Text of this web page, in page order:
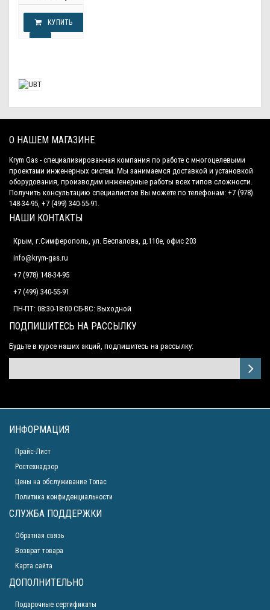
КУПИТЬ
О НАШЕМ МАГАЗИНЕ
Krym Gas - специализированная компания по работе с многоцелевыми
проектами инженерных систем. Мы занимаемся доставкой и установкой
оборудования, производим инженерные работы всех типов сложности.
Получить консультацию специалистов Вы можете по телефонам: +7 (978)
148-34-95, +7 (499) 340-55-91.
НАШИ КОНТАКТЫ
Крым, г.Симферополь, ул. Беспалова, д.110е, офис 203
info@krym-gas.ru
+7 (978) 148-34-95
+7 (499) 340-55-91 ​
ПН-ПТ: 08:30-18:00 СБ-ВС: Выходной
ПОДПИШИТЕСЬ НА РАССЫЛКУ
Будьте в курсе наших акций, подпишитесь на рассылку:
ИНФОРМАЦИЯ
Прайс-Лист
Ростехнадзор
Цены на обслуживание Топас
Политика конфиденциальности
СЛУЖБА ПОДДЕРЖКИ
Обратная связь
Возврат товара
Карта сайта
ДОПОЛНИТЕЛЬНО
Подарочные сертификаты